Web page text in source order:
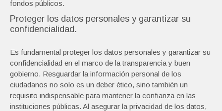
fondos públicos.
Proteger los datos personales y garantizar su
confidencialidad.
Es fundamental proteger los datos personales y garantizar su
confidencialidad en el marco de la transparencia y buen
gobierno. Resguardar la información personal de los
ciudadanos no solo es un deber ético, sino también un
requisito indispensable para mantener la confianza en las
instituciones públicas. Al asegurar la privacidad de los datos,